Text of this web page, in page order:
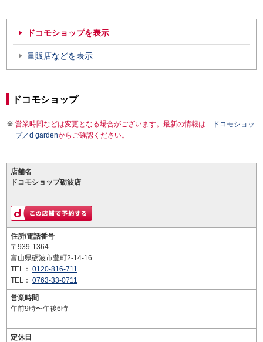
ドコモショップを表示
量販店などを表示
ドコモショップ
営業時間などは変更となる場合がございます。最新の情報は
ドコモショッ
プ／d gardenからご確認ください。
店舗名
ドコモショップ砺波店
住所/電話番号
〒939-1364
富山県砺波市豊町2-14-16
TEL： 0120-816-711
TEL： 0763-33-0711
営業時間
午前9時〜午後6時
定休日